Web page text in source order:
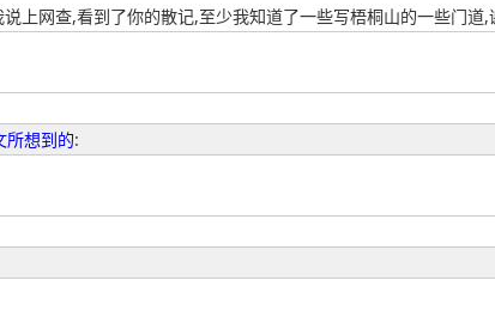
上网查,看到了你的散记,至少我知道了一些写梧桐山的一些门道,
所想到的: